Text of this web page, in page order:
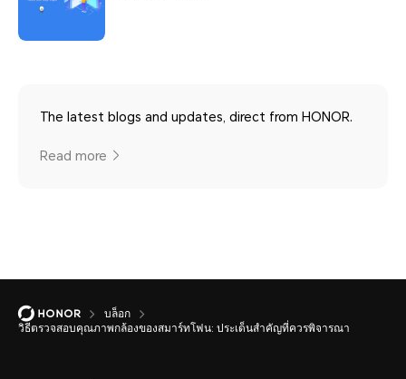
The latest blogs and updates, direct from HONOR.
Read more
บล็อก
วิธีตรวจสอบคุณภาพกล้องของสมาร์ทโฟน: ประเด็นสำคัญที่ควรพิจารณา